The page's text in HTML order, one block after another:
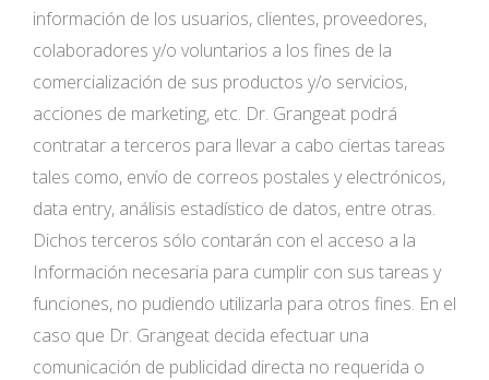
información de los usuarios, clientes, proveedores,
colaboradores y/o voluntarios a los fines de la
comercialización de sus productos y/o servicios,
acciones de marketing, etc. Dr. Grangeat podrá
contratar a terceros para llevar a cabo ciertas tareas
tales como, envío de correos postales y electrónicos,
data entry, análisis estadístico de datos, entre otras.
Dichos terceros sólo contarán con el acceso a la
Información necesaria para cumplir con sus tareas y
funciones, no pudiendo utilizarla para otros fines. En el
caso que Dr. Grangeat decida efectuar una
comunicación de publicidad directa no requerida o